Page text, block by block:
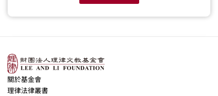
關於基金會
理律法律叢書